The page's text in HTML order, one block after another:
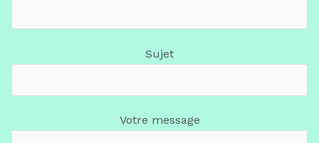
Sujet
Votre message